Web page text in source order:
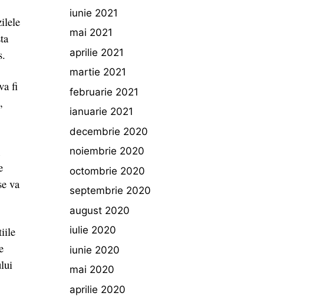
fi
va
iunie 2021
mai 2021
aprilie 2021
martie 2021
februarie 2021
ianuarie 2021
decembrie 2020
noiembrie 2020
octombrie 2020
septembrie 2020
august 2020
iulie 2020
iunie 2020
mai 2020
aprilie 2020